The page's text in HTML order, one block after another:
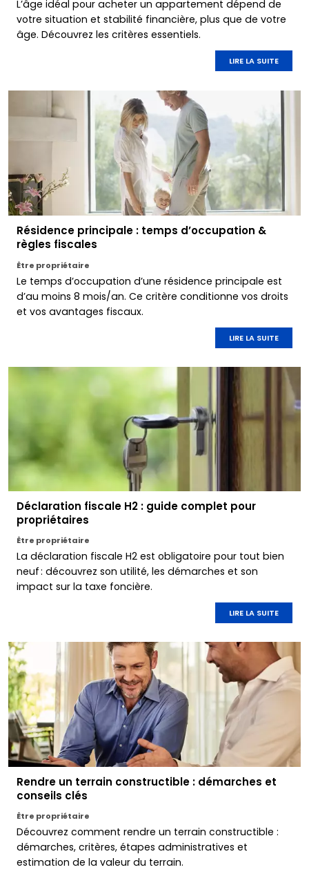
L’âge idéal pour acheter un appartement dépend de
votre situation et stabilité financière, plus que de votre
âge. Découvrez les critères essentiels.
LIRE LA SUITE
Résidence principale : temps d’occupation &
règles fiscales
Être propriétaire
Le temps d’occupation d’une résidence principale est
d’au moins 8 mois/an. Ce critère conditionne vos droits
et vos avantages fiscaux.
LIRE LA SUITE
Déclaration fiscale H2 : guide complet pour
propriétaires
Être propriétaire
La déclaration fiscale H2 est obligatoire pour tout bien
neuf : découvrez son utilité, les démarches et son
impact sur la taxe foncière.
LIRE LA SUITE
Rendre un terrain constructible : démarches et
conseils clés
Être propriétaire
Découvrez comment rendre un terrain constructible :
démarches, critères, étapes administratives et
estimation de la valeur du terrain.